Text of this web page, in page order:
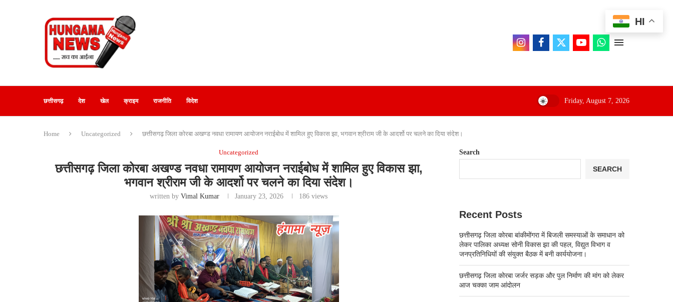
छत्तीसगढ़ देश खेल क्राइम राजनीति विदेश Friday, August 7, 2026
Home Uncategorized छत्तीसगढ़ जिला कोरबा अखण्ड नवधा रामायण आयोजन नराईबोध में शामिल हुए विकास झा, भगवान श्रीराम जी के आदर्शो पर चलने का दिया संदेश।
Uncategorized
छत्तीसगढ़ जिला कोरबा अखण्ड नवधा रामायण आयोजन नराईबोध में शामिल हुए विकास झा,
भगवान श्रीराम जी के आदर्शो पर चलने का दिया संदेश।
written byVimal Kumar January 23, 2026 186 views
Search
SEARCH
Recent Posts
छत्तीसगढ़ जिला कोरबा बांकीमोंगरा में बिजली समस्याओं के समाधान को
लेकर पालिका अध्यक्ष सोनी विकास झा की पहल, विद्युत विभाग व
जनप्रतिनिधियों की संयुक्त बैठक में बनी कार्ययोजना।
छत्तीसगढ़ जिला कोरबा जर्जर सड़क और पुल निर्माण की मांग को लेकर
आज चक्का जाम आंदोलन
HI